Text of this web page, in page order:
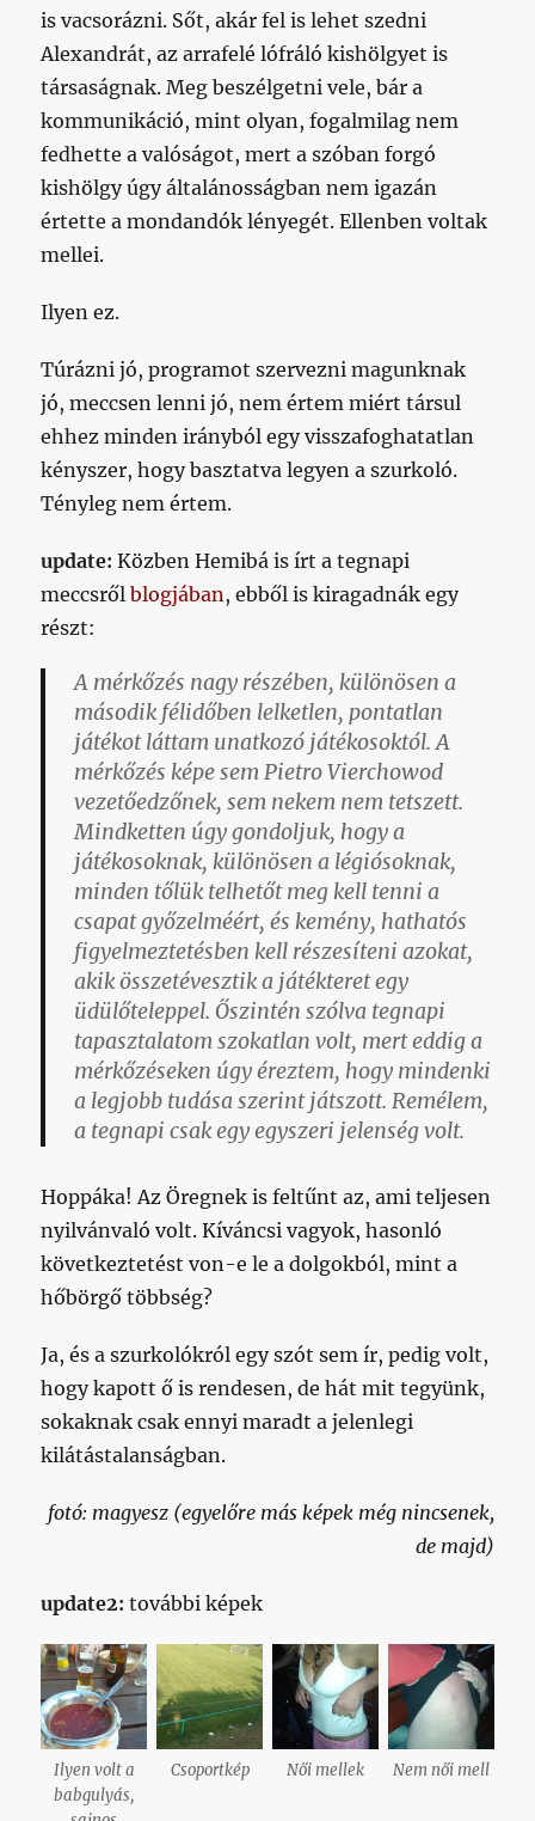
is vacsorázni. Sőt, akár fel is lehet szedni
Alexandrát, az arrafelé lófráló kishölgyet is
társaságnak. Meg beszélgetni vele, bár a
kommunikáció, mint olyan, fogalmilag nem
fedhette a valóságot, mert a szóban forgó
kishölgy úgy általánosságban nem igazán
értette a mondandók lényegét. Ellenben voltak
mellei.
Ilyen ez.
Túrázni jó, programot szervezni magunknak
jó, meccsen lenni jó, nem értem miért társul
ehhez minden irányból egy visszafoghatatlan
kényszer, hogy basztatva legyen a szurkoló.
Tényleg nem értem.
update: Közben Hemibá is írt a tegnapi
meccsrőlblogjában, ebből is kiragadnák egy
részt:
A mérkőzés nagy részében, különösen a
második félidőben lelketlen, pontatlan
játékot láttam unatkozó játékosoktól. A
mérkőzés képe sem Pietro Vierchowod
vezetőedzőnek, sem nekem nem tetszett.
Mindketten úgy gondoljuk, hogya
játékosoknak, különösen a légiósoknak,
minden tőlük telhetőt meg kell tenni a
csapat győzelméért, és kemény, hathatós
figyelmeztetésben kell részesíteni azokat,
akik összetévesztik a játékteret egy
üdülőteleppel. Őszintén szólva tegnapi
tapasztalatom szokatlan volt, mert eddig a
mérkőzéseken úgy éreztem, hogy mindenki
a legjobb tudása szerint játszott. Remélem,
a tegnapi csak egy egyszeri jelenség volt.
Hoppáka! Az Öregnek is feltűnt az, ami teljesen
nyilvánvaló volt. Kíváncsi vagyok, hasonló
következtetést von-e le a dolgokból, mint a
hőbörgő többség?
Ja, és a szurkolókról egy szót sem ír, pedig volt,
hogy kapott ő is rendesen, de hát mit tegyünk,
sokaknak csak ennyi maradt a jelenlegi
kilátástalanságban.
fotó: magyesz (egyelőre más képek még nincsenek,
de majd)
update2:további képek
Ilyen volt a
babgulyás,
Csoportkép Női mellek Nem női mell